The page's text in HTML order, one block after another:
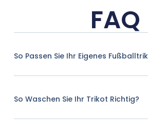
FAQ
So Passen Sie Ihr Eigenes
So Waschen Sie Ihr Trikot Richtig?